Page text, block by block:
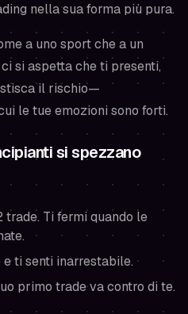
nella sua forma più pura.
a uno sport che a un
si aspetta che ti presenti,
il rischio—
le tue emozioni sono forti.
si spezzano
trade. Ti fermi quando le
ti senti inarrestabile.
primo trade va contro di te.